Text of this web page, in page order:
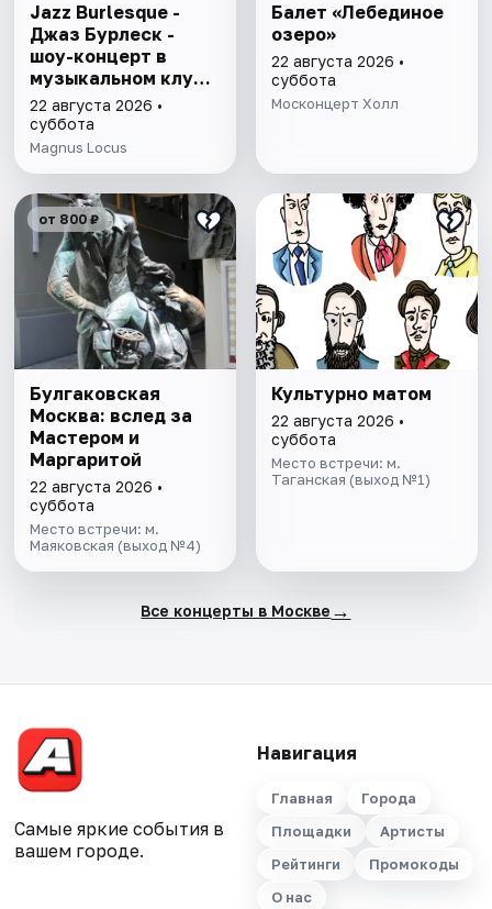
Jazz Burlesque -
Джаз Бурлеск -
шоу-концерт в
музыкальном клубе
Magnus Locus
22 августа 2026 •
суббота
Magnus Locus
Балет «Лебединое
озеро»
22 августа 2026 •
суббота
Москонцерт Холл
от 800 ₽
Булгаковская
Москва: вслед за
Мастером и
Маргаритой
22 августа 2026 •
суббота
Место встречи: м.
Маяковская (выход №4)
Культурно матом
22 августа 2026 •
суббота
Место встречи: м.
Таганская (выход №1)
Все концерты в Москве →
Самые яркие события в
вашем городе.
Навигация
Главная
Города
Площадки
Артисты
Рейтинги
Промокоды
О нас